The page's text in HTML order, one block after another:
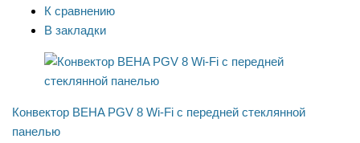
К сравнению
В закладки
Конвектор BEHA PGV 8 Wi-Fi с передней стеклянной
панелью